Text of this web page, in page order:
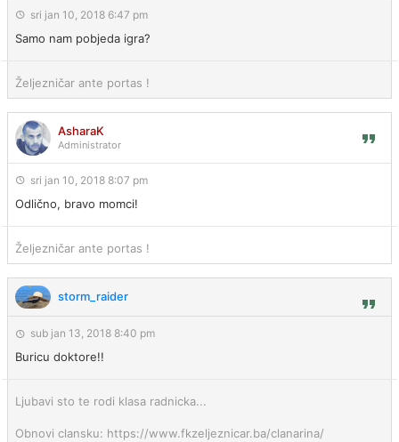
sri jan 10, 2018 6:47 pm
Samo nam pobjeda igra?
Željezničar ante portas !
AsharaK
Administrator
sri jan 10, 2018 8:07 pm
Odlično, bravo momci!
Željezničar ante portas !
storm_raider
sub jan 13, 2018 8:40 pm
Buricu doktore!!
Ljubavi sto te rodi klasa radnicka...
Obnovi clansku: https://www.fkzeljeznicar.ba/clanarina/